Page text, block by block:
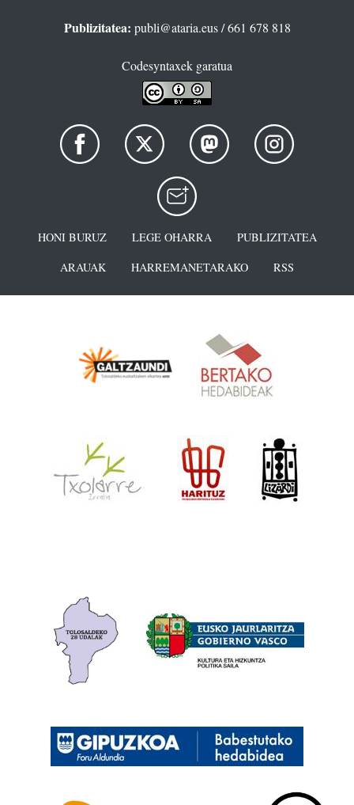
Publizitatea: publi@ataria.eus/ 661 678 818
Codesyntaxek garatua
HONI BURUZ LEGE OHARRA
PUBLIZITATEA
ARAUAK
HARREMANETARAKO RSS